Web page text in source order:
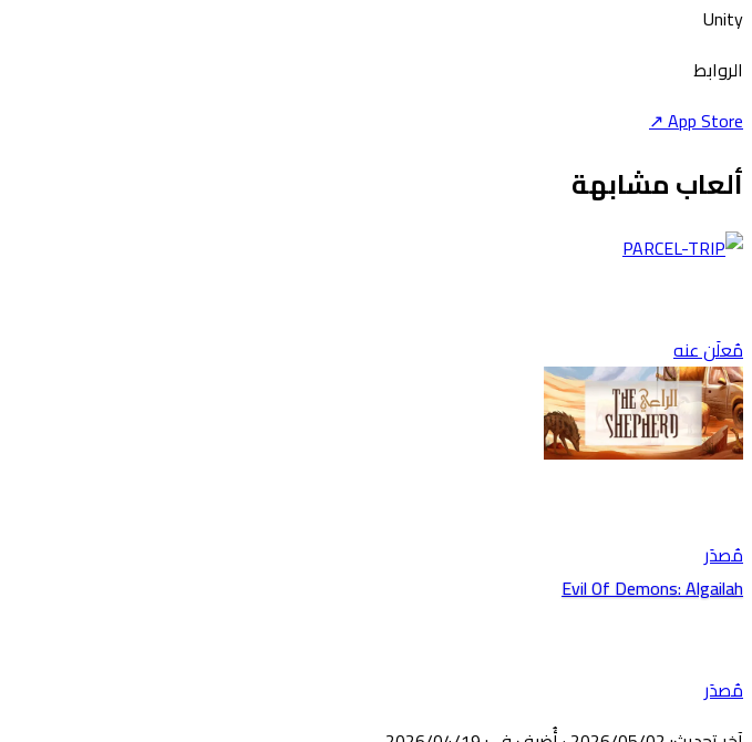
Unity
الروابط
App Store
↗
ألعاب مشابهة
مُعلَن عنه
مُصدَر
Evil Of Demons: Algailah
مُصدَر